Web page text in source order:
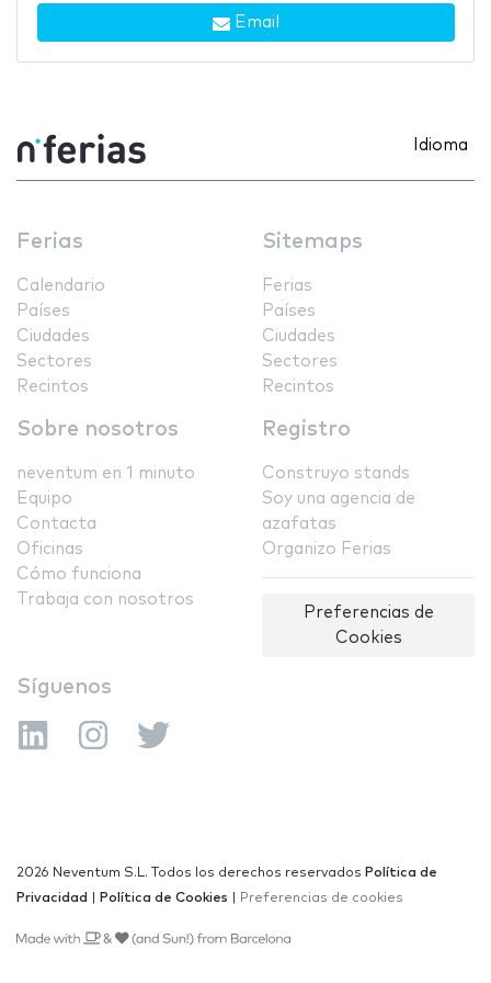
Email
Idioma
Ferias
Calendario
Países
Ciudades
Sectores
Recintos
Sitemaps
Ferias
Países
Ciudades
Sectores
Recintos
Sobre nosotros
neventum en 1 minuto
Equipo
Contacta
Oficinas
Cómo funciona
Trabaja con nosotros
Registro
Construyo stands
Soy una agencia de
azafatas
Organizo Ferias
Preferencias de
Cookies
Síguenos
2026 Neventum S.L. Todos los derechos reservados Política de
Privacidad
Política de Cookies Preferencias de cookies